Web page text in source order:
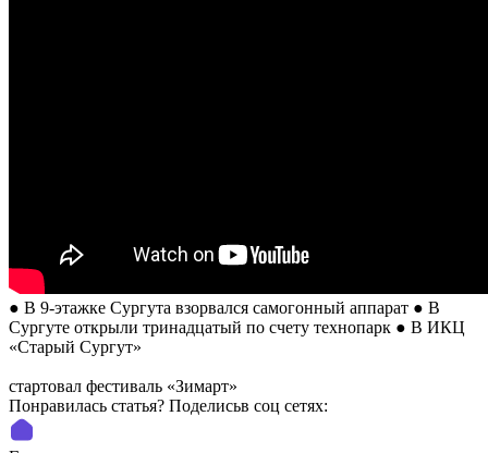
● В 9-этажке Сургута взорвался самогонный аппарат ● В
Сургуте открыли тринадцатый по счету технопарк ● В ИКЦ
«Старый Сургут»
стартовал фестиваль «Зимарт»
Понравилась статья? Поделиcьв соц сетях: